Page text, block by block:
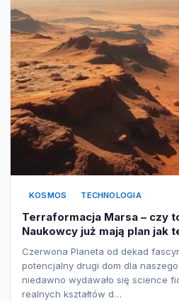
KOSMOS TECHNOLOGIA
Terraformacja Marsa – czy
Naukowcy już mają plan jak
Czerwona Planeta od dekad
potencjalny drugi dom dla
niedawno wydawało się science
realnych kształtów d…